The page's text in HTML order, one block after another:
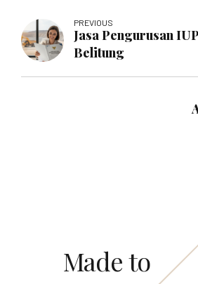
PREVIOUS
Jasa Pengurusan
Belitung
Made to